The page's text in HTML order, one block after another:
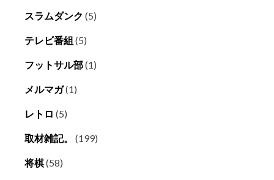
スラムダンク (5)
テレビ番組 (5)
フットサル部(1)
メルマガ(1)
レトロ (5)
取材雑記。 (199)
将棋(58)